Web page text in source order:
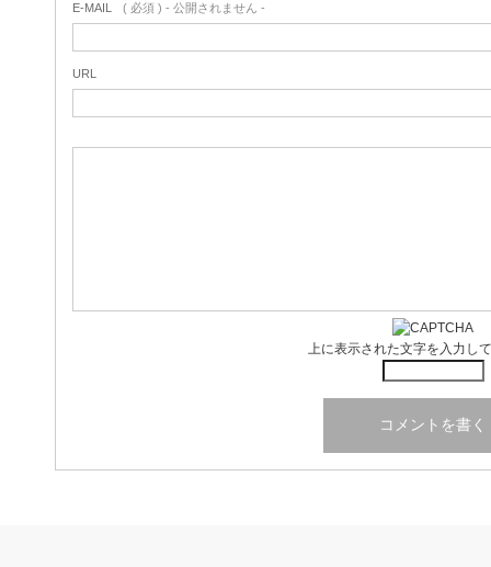
E-MAIL ( 必須 ) - 公開されません -
URL
上に表示された文字を入力し